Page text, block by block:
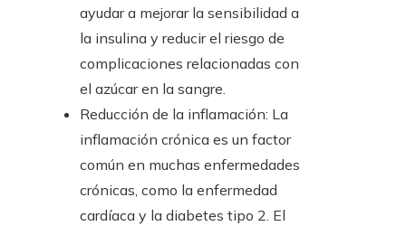
ayudar a mejorar la sensibilidad a
la insulina y reducir el riesgo de
complicaciones relacionadas con
el azúcar en la sangre.
Reducción de la inflamación: La
inflamación crónica es un factor
común en muchas enfermedades
crónicas, como la enfermedad
cardíaca y la diabetes tipo 2. El